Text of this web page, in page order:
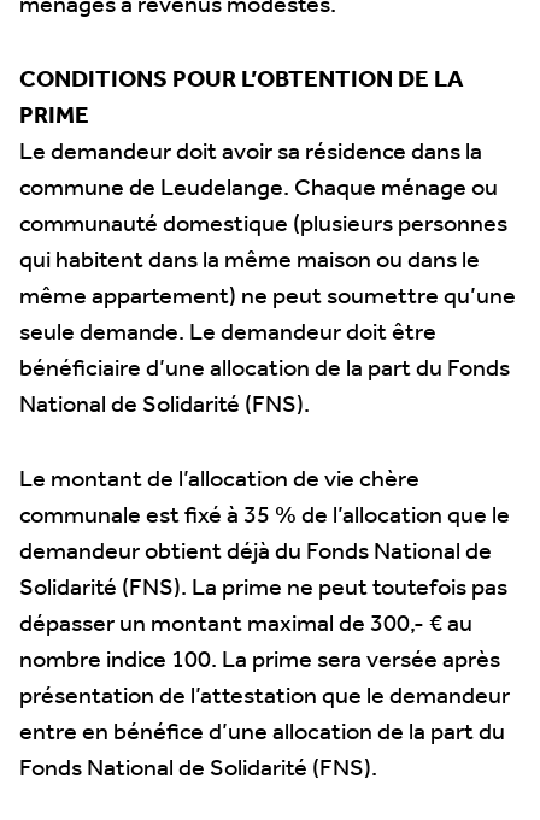
CONDITIONS POUR L’OBTENTION DE LA
PRIME
Le demandeur doit avoir sa résidence dans la
commune de Leudelange. Chaque ménage ou
communauté domestique (plusieurs personnes
qui habitent dans la même maison ou dans le
même appartement) ne peut soumettre qu’une
seule demande. Le demandeur doit être
bénéficiaire d’une allocation de la part du Fonds
National de Solidarité (FNS).
Le montant de l’allocation de vie chère
communale est fixé à 35 % de l’allocation que le
demandeur obtient déjà du Fonds National de
Solidarité (FNS). La prime ne peut toutefois pas
dépasser un montant maximal de 300,- € au
nombre indice 100. La prime sera versée après
présentation de l’attestation que le demandeur
entre en bénéfice d’une allocation de la part du
Fonds National de Solidarité (FNS).